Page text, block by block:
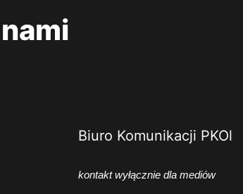
Biuro Komunikacji PKOl
kontakt wyłącznie dla mediów